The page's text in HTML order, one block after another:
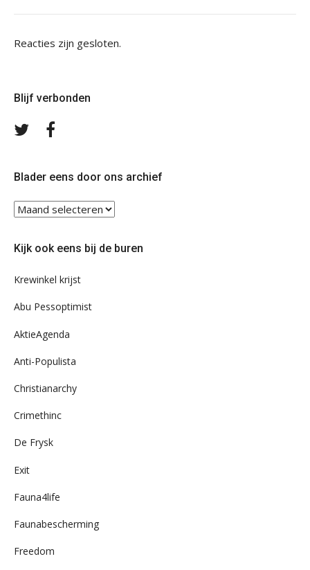
Reacties zijn gesloten.
Blijf verbonden
Volg
Blader eens door ons archief
Blader
ons
Kijk ook eens bij de buren
Krewinkel krijst
Abu Pessoptimist
AktieAgenda
Anti-Populista
Christianarchy
Crimethinc
De Frysk
Exit
Fauna4life
Faunabescherming
Freedom